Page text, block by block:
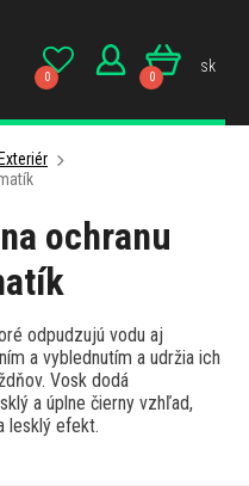
0 0
sk
Exteriér
ochranu
odpudzujú vodu aj
a vyblednutím a udržia ich
Vosk dodá
a úplne čierny vzhľad,
lesklý efekt.